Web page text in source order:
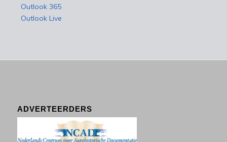
Outlook 365
Outlook Live
ADVERTEERDERS